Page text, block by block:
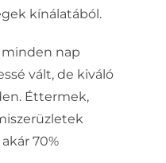
kínálatából.
nap
vált, de kiváló
. Éttermek,
70%